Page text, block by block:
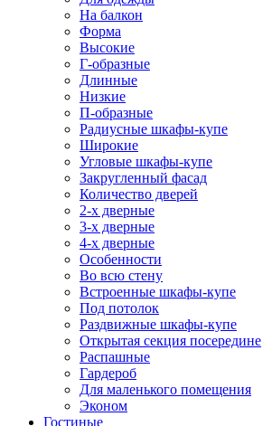
На балкон
Форма
Высокие
Г-образные
Длинные
Низкие
П-образные
Радиусные шкафы-купе
Широкие
Угловые шкафы-купе
Закругленный фасад
Количество дверей
2-х дверные
3-х дверные
4-х дверные
Особенности
Во всю стену
Встроенные шкафы-купе
Под потолок
Раздвижные шкафы-купе
Открытая секция посередине
Распашные
Гардероб
Для маленького помещения
Эконом
Гостиные